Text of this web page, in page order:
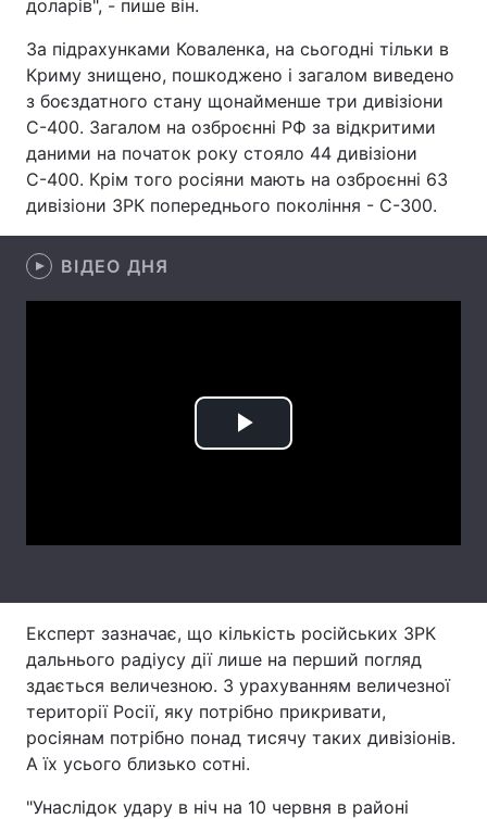
Екологія
Лонгріди
Відео з Youtube Статті
Інтерв'ю Думки
Контакти
Тема оформлення
доларів", - пише він.
За підрахунками Коваленка, на сьогодні тільки в
Криму знищено, пошкоджено і загалом виведено
з боєздатного стану щонайменше три дивізіони
С-400. Загалом на озброєнні РФ за відкритими
даними на початок року стояло 44 дивізіони
С-400. Крім того росіяни мають на озброєнні 63
дивізіони ЗРК попереднього покоління - С-300.
ВІДЕО ДНЯ
Play
Експерт зазначає, що кількість російських ЗРК
дальнього радіусу дії лише на перший погляд
здається величезною. З урахуванням величезної
території Росії, яку потрібно прикривати,
росіянам потрібно понад тисячу таких дивізіонів.
А їх усього близько сотні.
"Унаслідок удару в ніч на 10 червня в районі